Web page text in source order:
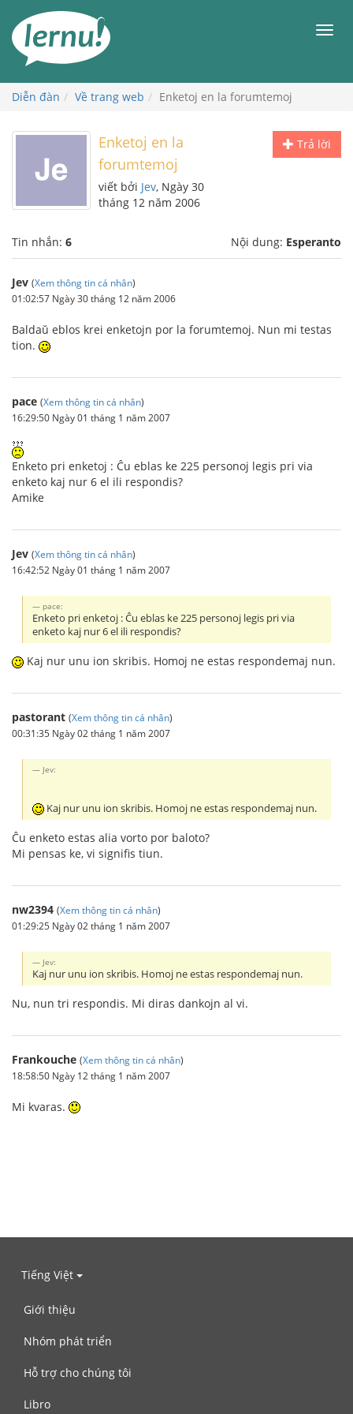
đến
phần
dung
Diễn đàn Về trang web Enketoj en la forumtemoj
Trả lời
Enketoj en la
forumtemoj
viết bởi Jev, Ngày 30
tháng 12 năm 2006
Tin nhắn: 6 Nội dung: Esperanto
Jev (Xem thông tin cá nhân)
01:02:57 Ngày 30 tháng 12 năm 2006
Baldaŭ eblos krei enketojn por la forumtemoj. Nun mi testas
tion.
pace (Xem thông tin cá nhân)
16:29:50 Ngày 01 tháng 1 năm 2007
Enketo pri enketoj : Ĉu eblas ke 225 personoj legis pri via
enketo kaj nur 6 el ili respondis?
Amike
Jev (Xem thông tin cá nhân)
16:42:52 Ngày 01 tháng 1 năm 2007
pace:
Enketo pri enketoj : Ĉu eblas ke 225 personoj legis pri via
enketo kaj nur 6 el ili respondis?
Kaj nur unu ion skribis. Homoj ne estas respondemaj nun.
pastorant (Xem thông tin cá nhân)
00:31:35 Ngày 02 tháng 1 năm 2007
Jev:
Kaj nur unu ion skribis. Homoj ne estas respondemaj nun.
Ĉu enketo estas alia vorto por baloto?
Mi pensas ke, vi signifis tiun.
nw2394 (Xem thông tin cá nhân)
01:29:25 Ngày 02 tháng 1 năm 2007
Jev:
Kaj nur unu ion skribis. Homoj ne estas respondemaj nun.
Nu, nun tri respondis. Mi diras dankojn al vi.
Frankouche (Xem thông tin cá nhân)
18:58:50 Ngày 12 tháng 1 năm 2007
Mi kvaras.
Tiếng Việt
Giới thiệu
Nhóm phát triển
Hỗ trợ cho chúng tôi
Libro